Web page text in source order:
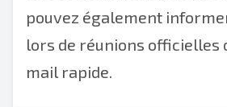
pouvez également
lors de réunions officielles
mail rapide.